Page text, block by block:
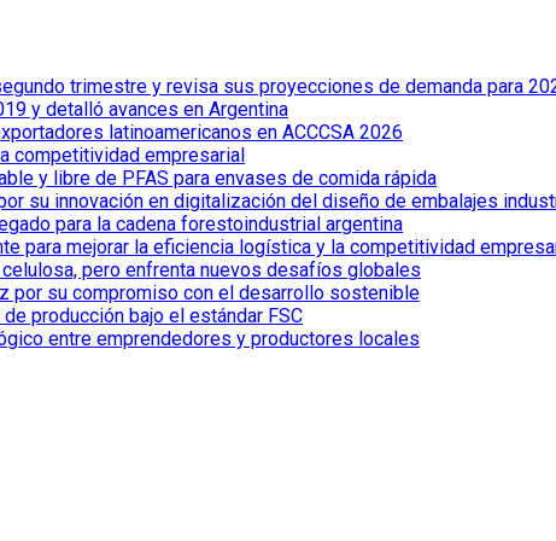
trimestre y revisa sus proyecciones de demanda para
y detalló avances en Argentina
latinoamericanos en ACCCSA 2026
competitividad empresarial
y libre de PFAS para envases de comida rápida
su innovación en digitalización del diseño de embalajes
para la cadena forestoindustrial argentina
para mejorar la eficiencia logística y la competitividad
pero enfrenta nuevos desafíos globales
por su compromiso con el desarrollo sostenible
producción bajo el estándar FSC
entre emprendedores y productores locales